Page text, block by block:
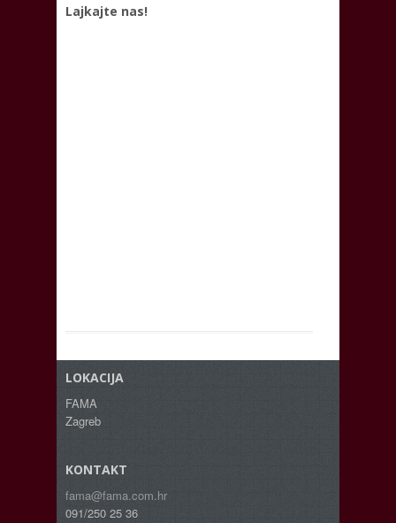
Lajkajte nas!
LOKACIJA
FAMA
Zagreb
KONTAKT
fama@fama.com.hr
091/250 25 36